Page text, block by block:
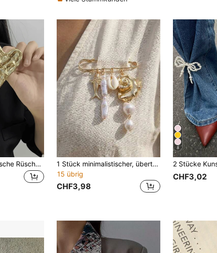
1 Stück asymmetrische Rüschen Metall Herz-förmige Brosche, hochwertige exquisite Corsage, einzigartiger Anstecker für Anzug, Pullover
1 Stück minimalistischer, übertriebener bunter Muschel-Brosche, tropischer Fisch-Brosche, Ozean-Element Taillengürtel, geeignet für Partys, Urlaub, Geschenke, täglichen Gebrauch
15 übrig
CHF3,98
8
CHF3,02